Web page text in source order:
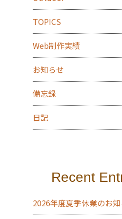
TOPICS
Web制作実績
お知らせ
備忘録
日記
Recent
2026年度夏季休業のお